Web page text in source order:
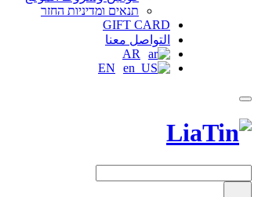
תנאים ומדיניות החזר
GIFT CARD
التواصل معنا
AR
EN